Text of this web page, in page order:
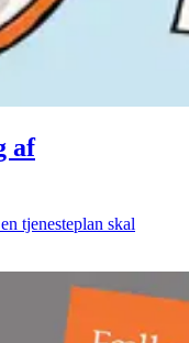
af
tjenesteplan skal